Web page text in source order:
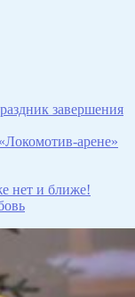
завершения
арене»
нет и ближе!